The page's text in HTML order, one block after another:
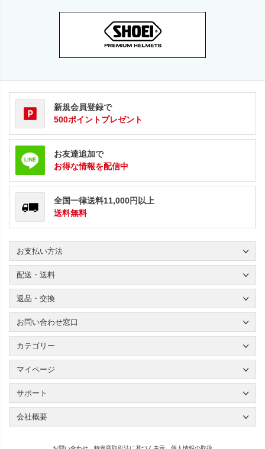
新規会員登録で
500ポイントプレゼント
お友達追加で
お得な情報を配信中
全国一律送料11,000円以上
送料無料
お支払い方法
配送・送料
返品・交換
お問い合わせ窓口
カテゴリー
マイページ
サポート
会社概要